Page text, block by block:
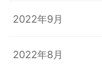
2022年9月
2022年8月